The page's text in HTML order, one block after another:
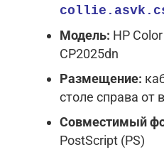
Модель: HP
CP2025dn
Размещение:
столе справа от
Совместимый
PostScript (PS)